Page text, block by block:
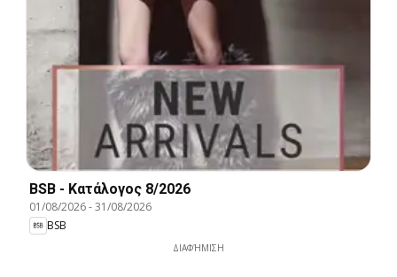
BSB - Kατάλογος 8/2026
01/08/2026-31/08/2026
BSB
ΔΙΑΦΉΜΙΣΗ